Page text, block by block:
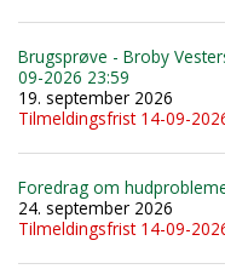
Brugsprøve - Broby
09-2026 23:59
19. september 2026
Tilmeldingsfrist 14-09-
Foredrag om
24. september 2026
Tilmeldingsfrist 14-09-